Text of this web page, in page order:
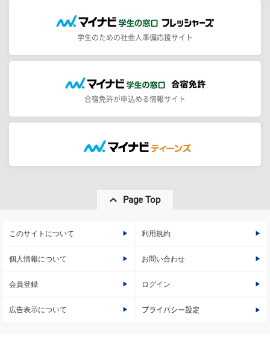
学生のための社会人準備応援サイト
合宿免許が申込める情報サイト
Page Top
このサイトについて 利用規約
個人情報について お問い合わせ
会員登録 ログイン
広告表示について プライバシー設定